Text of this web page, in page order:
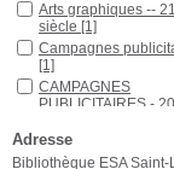
Arts graphiques --
siècle [1]
Campagnes
[1]
CAMPAGNES
PUBLICITAIRES -
Localisation
Adresse
Bibliothèque ESA Saint-